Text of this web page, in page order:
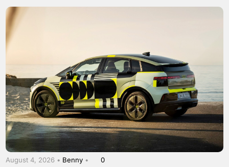
August 4, 2026 • Benny • 0